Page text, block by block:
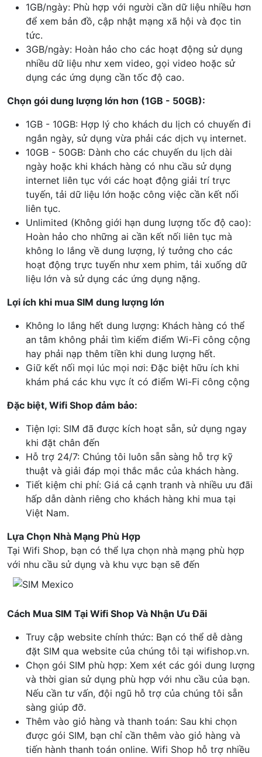
1GB/ngày: Phù hợp với người cần dữ liệu nhiều hơn
để xem bản đồ, cập nhật mạng xã hội và đọc tin
tức.
3GB/ngày: Hoàn hảo cho các hoạt động sử dụng
nhiều dữ liệu như xem video, gọi video hoặc sử
dụng các ứng dụng cần tốc độ cao.
Chọn gói dung lượng lớn hơn (1GB - 50GB):
1GB - 10GB: Hợp lý cho khách du lịch có chuyến đi
ngắn ngày, sử dụng vừa phải các dịch vụ internet.
10GB - 50GB: Dành cho các chuyến du lịch dài
ngày hoặc khi khách hàng có nhu cầu sử dụng
internet liên tục với các hoạt động giải trí trực
tuyến, tải dữ liệu lớn hoặc công việc cần kết nối
liên tục.
Unlimited (Không giới hạn dung lượng tốc độ cao):
Hoàn hảo cho những ai cần kết nối liên tục mà
không lo lắng về dung lượng, lý tưởng cho các
hoạt động trực tuyến như xem phim, tải xuống dữ
liệu lớn và sử dụng các ứng dụng nặng.
Lợi ích khi mua SIM dung lượng lớn
Không lo lắng hết dung lượng: Khách hàng có thể
an tâm không phải tìm kiếm điểm Wi-Fi công cộng
hay phải nạp thêm tiền khi dung lượng hết.
Giữ kết nối mọi lúc mọi nơi: Đặc biệt hữu ích khi
khám phá các khu vực ít có điểm Wi-Fi công cộng
Đặc biệt, Wifi Shop đảm bảo:
Tiện lợi: SIM đã được kích hoạt sẵn, sử dụng ngay
khi đặt chân đến
Hỗ trợ 24/7: Chúng tôi luôn sẵn sàng hỗ trợ kỹ
thuật và giải đáp mọi thắc mắc của khách hàng.
Tiết kiệm chi phí: Giá cả cạnh tranh và nhiều ưu đãi
hấp dẫn dành riêng cho khách hàng khi mua tại
Việt Nam.
Lựa Chọn Nhà Mạng Phù Hợp
Tại Wifi Shop, bạn có thể lựa chọn nhà mạng phù hợp
với nhu cầu sử dụng và khu vực bạn sẽ đến
Cách Mua SIM Tại Wifi Shop Và Nhận Ưu Đãi
Truy cập website chính thức: Bạn có thể dễ dàng
đặt SIM qua website của chúng tôi tại wifishop.vn.
Chọn gói SIM phù hợp: Xem xét các gói dung lượng
và thời gian sử dụng phù hợp với nhu cầu của bạn.
Nếu cần tư vấn, đội ngũ hỗ trợ của chúng tôi sẵn
sàng giúp đỡ.
Thêm vào giỏ hàng và thanh toán: Sau khi chọn
được gói SIM, bạn chỉ cần thêm vào giỏ hàng và
tiến hành thanh toán online. Wifi Shop hỗ trợ nhiều